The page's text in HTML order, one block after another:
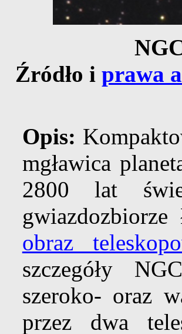
Źródło i prawa
Opis:
mgławica
2800 lat
obraz
szczegóły
szeroko- oraz
przez dwa